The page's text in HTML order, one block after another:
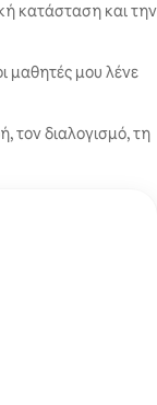
κατάσταση και την
μαθητές μου λένε
τον διαλογισμό, τη